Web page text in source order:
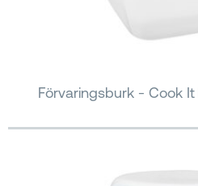
Förvaringsburk - Cook It